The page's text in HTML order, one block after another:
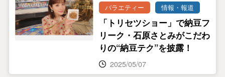
バラエティー
情報・報道
「トリセツショー」で納豆フ
リーク・石原さとみがこだわ
りの“納豆テク”を披露！
2025/05/07